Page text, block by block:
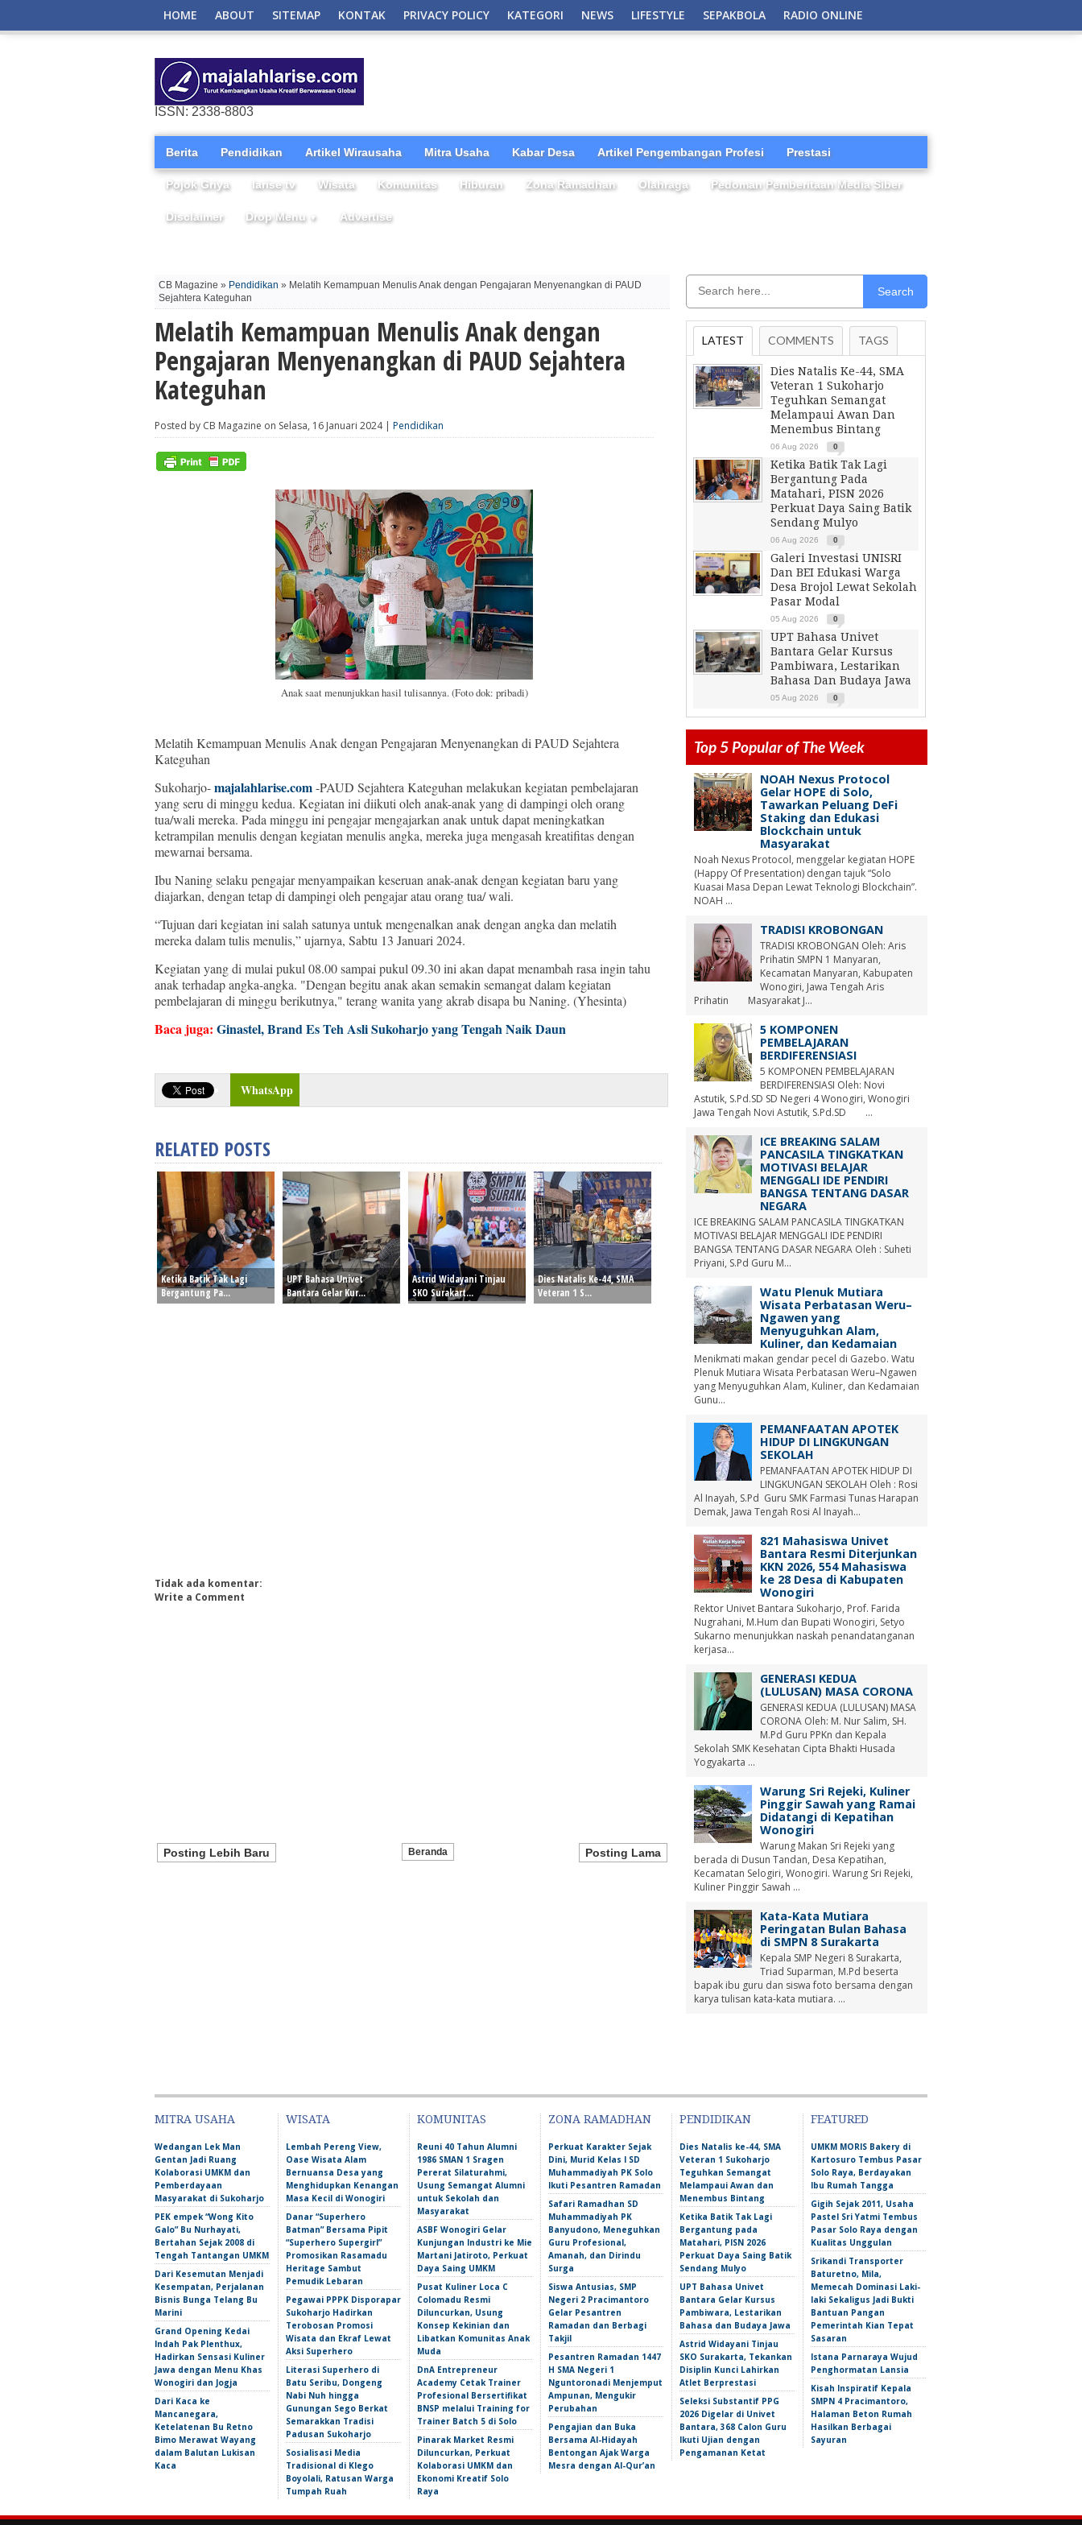
HOME ABOUT SITEMAP KONTAK PRIVACY POLICY KATEGORI NEWS LIFESTYLE SEPAKBOLA RADIO ONLINE
ISSN: 2338-8803
Berita Pendidikan Artikel Wirausaha Mitra Usaha Kabar Desa Artikel Pengembangan Profesi Prestasi
Pojok Griya larise tv Wisata Komunitas Hiburan Zona Ramadhan Olahraga Pedoman Pemberitaan Media Siber
Disclaimer Drop Menu ▼ Advertise
CB Magazine » Pendidikan » Melatih Kemampuan Menulis Anak dengan Pengajaran Menyenangkan di PAUD
Sejahtera Kateguhan
Melatih Kemampuan Menulis Anak dengan
Pengajaran Menyenangkan di PAUD Sejahtera
Kateguhan
Posted by CB Magazine on Selasa, 16 Januari 2024 | Pendidikan
Anak saat menunjukkan hasil tulisannya. (Foto dok: pribadi)
Melatih Kemampuan Menulis Anak dengan Pengajaran Menyenangkan di PAUD Sejahtera
Kateguhan
Sukoharjo-majalahlarise.com-PAUD Sejahtera Kateguhan melakukan kegiatan pembelajaran
yang seru di minggu kedua. Kegiatan ini diikuti oleh anak-anak yang di dampingi oleh orang
tua/wali mereka. Pada minggu ini pengajar mengajarkan anak untuk dapat meningkatkan
ketrampilan menulis dengan kegiatan menulis angka, mereka juga mengasah kreatifitas dengan
mewarnai bersama.
Ibu Naning selaku pengajar menyampaikan keseruan anak-anak dengan kegiatan baru yang
diajarkan, dengan tetap di dampingi oleh pengajar atau orang tua/ wali.
“Tujuan dari kegiatan ini salah satunya untuk mengenalkan anak dengan angka dan melatih
mereka dalam tulis menulis,” ujarnya, Sabtu 13 Januari 2024.
Kegiatan yang di mulai pukul 08.00 sampai pukul 09.30 ini akan dapat menambah rasa ingin tahu
anak terhadap angka-angka. "Dengan begitu anak akan semakin semangat dalam kegiatan
pembelajaran di minggu berikutnya," terang wanita yang akrab disapa bu Naning. (Yhesinta)
Baca juga: Ginastel, Brand Es Teh Asli Sukoharjo yang Tengah Naik Daun
WhatsApp
RELATED POSTS
Ketika Batik Tak Lagi
Bergantung Pa...
UPT Bahasa Univet
Bantara Gelar Kur...
Astrid Widayani Tinjau
SKO Surakart...
Dies Natalis Ke-44, SMA
Veteran 1 S...
Tidak ada komentar:
Write a Comment
Posting Lebih Baru Posting Lama
Beranda
Search
LATEST COMMENTS TAGS
Dies Natalis Ke-44, SMA
Veteran 1 Sukoharjo
Teguhkan Semangat
Melampaui Awan Dan
Menembus Bintang
06 Aug 2026 0
Ketika Batik Tak Lagi
Bergantung Pada
Matahari, PISN 2026
Perkuat Daya Saing Batik
Sendang Mulyo
06 Aug 2026 0
Galeri Investasi UNISRI
Dan BEI Edukasi Warga
Desa Brojol Lewat Sekolah
Pasar Modal
05 Aug 2026 0
UPT Bahasa Univet
Bantara Gelar Kursus
Pambiwara, Lestarikan
Bahasa Dan Budaya Jawa
05 Aug 2026 0
Top 5 Popular of The Week
NOAH Nexus Protocol
Gelar HOPE di Solo,
Tawarkan Peluang DeFi
Staking dan Edukasi
Blockchain untuk
Masyarakat
Noah Nexus Protocol, menggelar kegiatan HOPE
(Happy Of Presentation) dengan tajuk “Solo
Kuasai Masa Depan Lewat Teknologi Blockchain”.
NOAH ...
TRADISI KROBONGAN
TRADISI KROBONGAN Oleh: Aris
Prihatin SMPN 1 Manyaran,
Kecamatan Manyaran, Kabupaten
Wonogiri, Jawa Tengah Aris
Prihatin Masyarakat J...
5 KOMPONEN
PEMBELAJARAN
BERDIFERENSIASI
5 KOMPONEN PEMBELAJARAN
BERDIFERENSIASI Oleh: Novi
Astutik, S.Pd.SD SD Negeri 4 Wonogiri, Wonogiri
Jawa Tengah Novi Astutik, S.Pd.SD ...
ICE BREAKING SALAM
PANCASILA TINGKATKAN
MOTIVASI BELAJAR
MENGGALI IDE PENDIRI
BANGSA TENTANG DASAR
NEGARA
ICE BREAKING SALAM PANCASILA TINGKATKAN
MOTIVASI BELAJAR MENGGALI IDE PENDIRI
BANGSA TENTANG DASAR NEGARA Oleh : Suheti
Priyani, S.Pd Guru M...
Watu Plenuk Mutiara
Wisata Perbatasan Weru–
Ngawen yang
Menyuguhkan Alam,
Kuliner, dan Kedamaian
Menikmati makan gendar pecel di Gazebo. Watu
Plenuk Mutiara Wisata Perbatasan Weru–Ngawen
yang Menyuguhkan Alam, Kuliner, dan Kedamaian
Gunu...
PEMANFAATAN APOTEK
HIDUP DI LINGKUNGAN
SEKOLAH
PEMANFAATAN APOTEK HIDUP DI
LINGKUNGAN SEKOLAH Oleh : Rosi
Al Inayah, S.Pd Guru SMK Farmasi Tunas Harapan
Demak, Jawa Tengah Rosi Al Inayah...
821 Mahasiswa Univet
Bantara Resmi Diterjunkan
KKN 2026, 554 Mahasiswa
ke 28 Desa di Kabupaten
Wonogiri
Rektor Univet Bantara Sukoharjo, Prof. Farida
Nugrahani, M.Hum dan Bupati Wonogiri, Setyo
Sukarno menunjukkan naskah penandatanganan
kerjasa...
GENERASI KEDUA
(LULUSAN) MASA CORONA
GENERASI KEDUA (LULUSAN) MASA
CORONA Oleh: M. Nur Salim, SH.
M.Pd Guru PPKn dan Kepala
Sekolah SMK Kesehatan Cipta Bhakti Husada
Yogyakarta ...
Warung Sri Rejeki, Kuliner
Pinggir Sawah yang Ramai
Didatangi di Kepatihan
Wonogiri
Warung Makan Sri Rejeki yang
berada di Dusun Tandan, Desa Kepatihan,
Kecamatan Selogiri, Wonogiri. Warung Sri Rejeki,
Kuliner Pinggir Sawah ...
Kata-Kata Mutiara
Peringatan Bulan Bahasa
di SMPN 8 Surakarta
Kepala SMP Negeri 8 Surakarta,
Triad Suparman, M.Pd beserta
bapak ibu guru dan siswa foto bersama dengan
karya tulisan kata-kata mutiara. ...
MITRA USAHA
Wedangan Lek Man
Gentan Jadi Ruang
Kolaborasi UMKM dan
Pemberdayaan
Masyarakat di Sukoharjo
PEK empek “Wong Kito
Galo” Bu Nurhayati,
Bertahan Sejak 2008 di
Tengah Tantangan UMKM
Dari Kesemutan Menjadi
Kesempatan, Perjalanan
Bisnis Bunga Telang Bu
Marini
Grand Opening Kedai
Indah Pak Plenthux,
Hadirkan Sensasi Kuliner
Jawa dengan Menu Khas
Wonogiri dan Jogja
Dari Kaca ke
Mancanegara,
Ketelatenan Bu Retno
Bimo Merawat Wayang
dalam Balutan Lukisan
Kaca
WISATA
Lembah Pereng View,
Oase Wisata Alam
Bernuansa Desa yang
Menghidupkan Kenangan
Masa Kecil di Wonogiri
Danar “Superhero
Batman” Bersama Pipit
“Superhero Supergirl”
Promosikan Rasamadu
Heritage Sambut
Pemudik Lebaran
Pegawai PPPK Disporapar
Sukoharjo Hadirkan
Terobosan Promosi
Wisata dan Ekraf Lewat
Aksi Superhero
Literasi Superhero di
Batu Seribu, Dongeng
Nabi Nuh hingga
Gunungan Sego Berkat
Semarakkan Tradisi
Padusan Sukoharjo
Sosialisasi Media
Tradisional di Klego
Boyolali, Ratusan Warga
Tumpah Ruah
KOMUNITAS
Reuni 40 Tahun Alumni
1986 SMAN 1 Sragen
Pererat Silaturahmi,
Usung Semangat Alumni
untuk Sekolah dan
Masyarakat
ASBF Wonogiri Gelar
Kunjungan Industri ke Mie
Martani Jatiroto, Perkuat
Daya Saing UMKM
Pusat Kuliner Loca C
Colomadu Resmi
Diluncurkan, Usung
Konsep Kekinian dan
Libatkan Komunitas Anak
Muda
DnA Entrepreneur
Academy Cetak Trainer
Profesional Bersertifikat
BNSP melalui Training for
Trainer Batch 5 di Solo
Pinarak Market Resmi
Diluncurkan, Perkuat
Kolaborasi UMKM dan
Ekonomi Kreatif Solo
Raya
ZONA RAMADHAN
Perkuat Karakter Sejak
Dini, Murid Kelas I SD
Muhammadiyah PK Solo
Ikuti Pesantren Ramadan
Safari Ramadhan SD
Muhammadiyah PK
Banyudono, Meneguhkan
Guru Profesional,
Amanah, dan Dirindu
Surga
Siswa Antusias, SMP
Negeri 2 Pracimantoro
Gelar Pesantren
Ramadan dan Berbagi
Takjil
Pesantren Ramadan 1447
H SMA Negeri 1
Nguntoronadi Menjemput
Ampunan, Mengukir
Perubahan
Pengajian dan Buka
Bersama Al-Hidayah
Bentongan Ajak Warga
Mesra dengan Al-Qur’an
PENDIDIKAN
Dies Natalis ke-44, SMA
Veteran 1 Sukoharjo
Teguhkan Semangat
Melampaui Awan dan
Menembus Bintang
Ketika Batik Tak Lagi
Bergantung pada
Matahari, PISN 2026
Perkuat Daya Saing Batik
Sendang Mulyo
UPT Bahasa Univet
Bantara Gelar Kursus
Pambiwara, Lestarikan
Bahasa dan Budaya Jawa
Astrid Widayani Tinjau
SKO Surakarta, Tekankan
Disiplin Kunci Lahirkan
Atlet Berprestasi
Seleksi Substantif PPG
2026 Digelar di Univet
Bantara, 368 Calon Guru
Ikuti Ujian dengan
Pengamanan Ketat
FEATURED
UMKM MORIS Bakery di
Kartosuro Tembus Pasar
Solo Raya, Berdayakan
Ibu Rumah Tangga
Gigih Sejak 2011, Usaha
Pastel Sri Yatmi Tembus
Pasar Solo Raya dengan
Kualitas Unggulan
Srikandi Transporter
Baturetno, Mila,
Memecah Dominasi Laki-
laki Sekaligus Jadi Bukti
Bantuan Pangan
Pemerintah Kian Tepat
Sasaran
Istana Parnaraya Wujud
Penghormatan Lansia
Kisah Inspiratif Kepala
SMPN 4 Pracimantoro,
Halaman Beton Rumah
Hasilkan Berbagai
Sayuran